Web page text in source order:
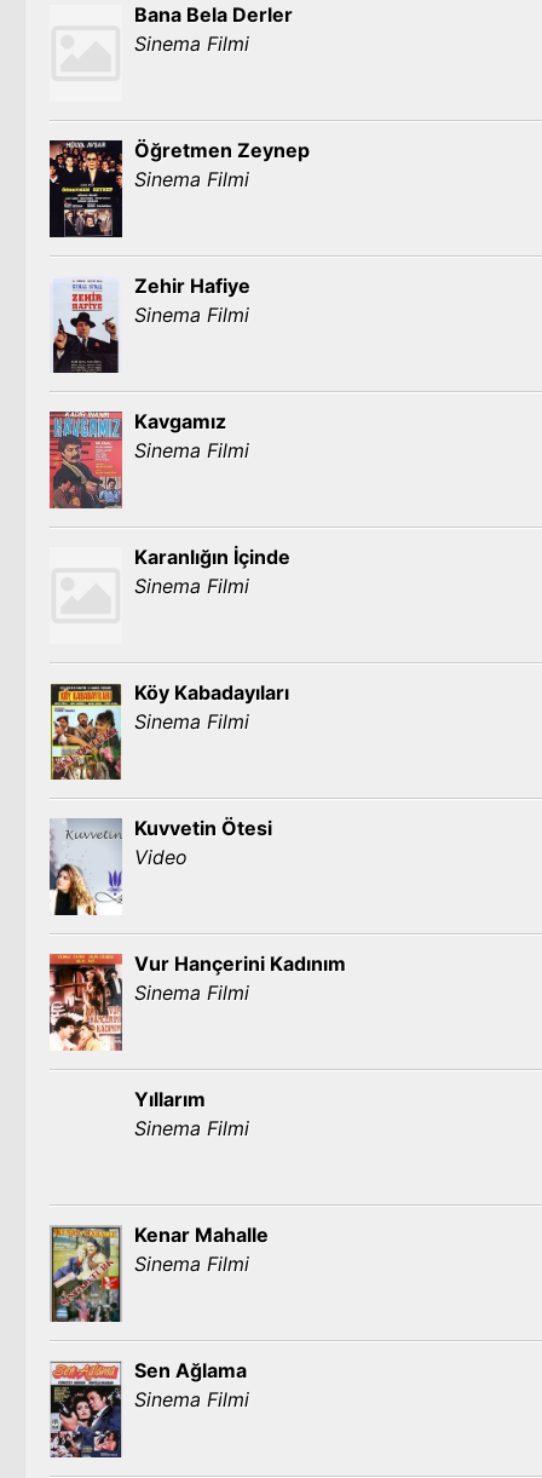
Bana Bela Derler
Sinema Filmi
Öğretmen Zeynep
Sinema Filmi
Zehir Hafiye
Sinema Filmi
Kavgamız
Sinema Filmi
Karanlığın İçinde
Sinema Filmi
Köy Kabadayıları
Sinema Filmi
Kuvvetin Ötesi
Video
Vur Hançerini Kadınım
Sinema Filmi
Yıllarım
Sinema Filmi
Kenar Mahalle
Sinema Filmi
Sen Ağlama
Sinema Filmi